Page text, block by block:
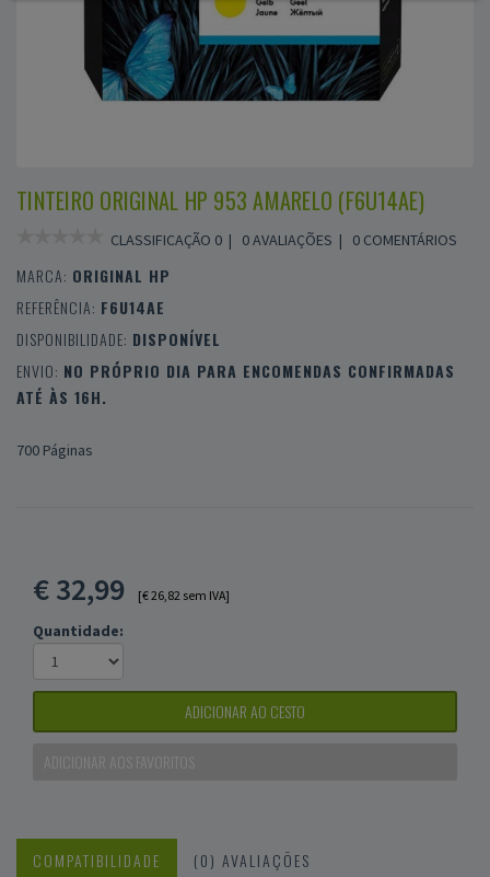
TINTEIRO ORIGINAL HP 953 AMARELO (F6U14AE)
CLASSIFICAÇÃO 0 | 0 AVALIAÇÕES | 0 COMENTÁRIOS
MARCA: ORIGINAL HP
REFERÊNCIA: F6U14AE
DISPONIBILIDADE: DISPONÍVEL
ENVIO: NO PRÓPRIO DIA PARA ENCOMENDAS CONFIRMADAS
ATÉ ÀS 16H.
700 Páginas
€32,99 [€ 26,82 sem IVA]
Quantidade:
ADICIONAR AO CESTO
ADICIONAR AOS FAVORITOS
COMPATIBILIDADE
(0) AVALIAÇÕES